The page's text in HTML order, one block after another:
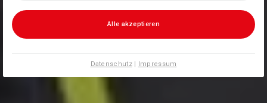
Alle akzeptieren
Datenschutz| Impressum